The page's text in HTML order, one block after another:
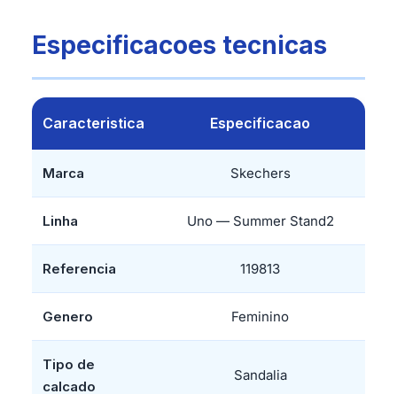
Especificacoes tecnicas
Caracteristica Especificacao
Marca Skechers
Linha Uno — Summer Stand2
Referencia 119813
Genero Feminino
Tipo de
calcado
Sandalia